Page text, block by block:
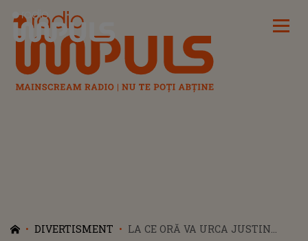
Radio Impuls
DIVERTISMENT
LA CE ORĂ VA URCA JUSTIN